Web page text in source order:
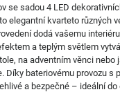
se sadou 4 LED
elegantní kvarteto různých
dodá vašemu
a teplým světlem
na adventním věnci nebo
Díky bateriovému provozu s
a bezpečné – ideální